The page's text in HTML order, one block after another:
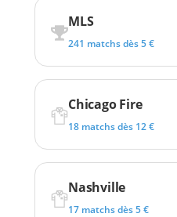
MLS
241 matchs dès 5 €
Chicago Fire
18 matchs dès 12 €
Nashville
17 matchs dès 5 €